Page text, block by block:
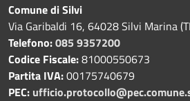
Comune di Silvi
Via Garibaldi 16, 64028 Silvi Marina
Telefono:085 9357200
Codice Fiscale:81000550673
Partita IVA:00175740679
PEC: